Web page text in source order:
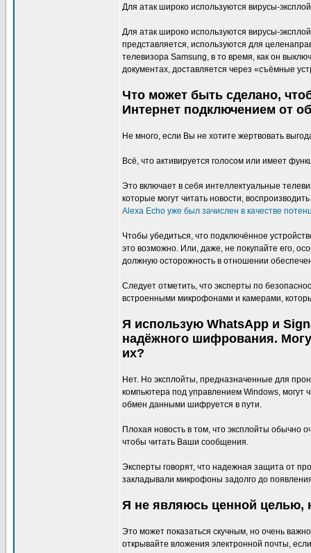
Для атак широко используются вирусы-
Для атак широко используются вирусы-
представляется, используются для
телевизора Samsung, в то время, как он
документах, доставляется через «съёмные
Что может быть сделано,
Интернет подключением от
Не много, если Вы не хотите жертвовать
Всё, что активируется голосом или имеет
Это включает в себя интеллектуальные
которые могут читать новости,
Alexa Echo уже был зачислен в качестве
Чтобы убедиться, что подключённое
это возможно. Или, даже, не покупайте его,
должную осторожность в отношении
Следует отметить, что эксперты по
встроенными микрофонами и камерами,
Я использую WhatsApp и
надёжного шифрования.
их?
Нет. Но эксплойты, предназначенные для
компьютера под управлением Windows,
обмен данными шифруется в пути.
Плохая новость в том, что эксплойты
чтобы читать Ваши сообщения.
Эксперты говорят, что надежная защита от
закладывали микрофоны задолго до
Я не являюсь ценной целью,
Это может показаться скучным, но очень
открывайте вложения электронной почты,